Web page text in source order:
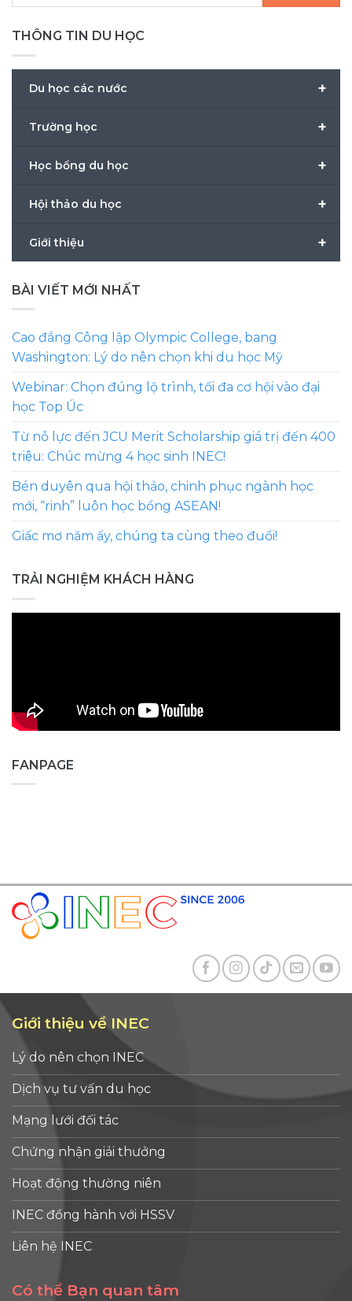
THÔNG TIN DU HỌC
+
Du học các nước
+
Trường học
+
Học bổng du học
+
Hội thảo du học
+
Giới thiệu
BÀI VIẾT MỚI NHẤT
Cao đẳng Công lập Olympic College, bang
Washington: Lý do nên chọn khi du học Mỹ
Webinar: Chọn đúng lộ trình, tối đa cơ hội vào đại
học Top Úc
Từ nỗ lực đến JCU Merit Scholarship giá trị đến 400
triệu: Chúc mừng 4 học sinh INEC!
Bén duyên qua hội thảo, chinh phục ngành học
mới, “rinh” luôn học bổng ASEAN!
Giấc mơ năm ấy, chúng ta cùng theo đuổi!
TRẢI NGHIỆM KHÁCH HÀNG
FANPAGE
Giới thiệu về INEC
Lý do nên chọn INEC
Dịch vụ tư vấn du học
Mạng lưới đối tác
Chứng nhận giải thưởng
Hoạt động thường niên
INEC đồng hành với HSSV
Liên hệ INEC
Có thể Bạn quan tâm